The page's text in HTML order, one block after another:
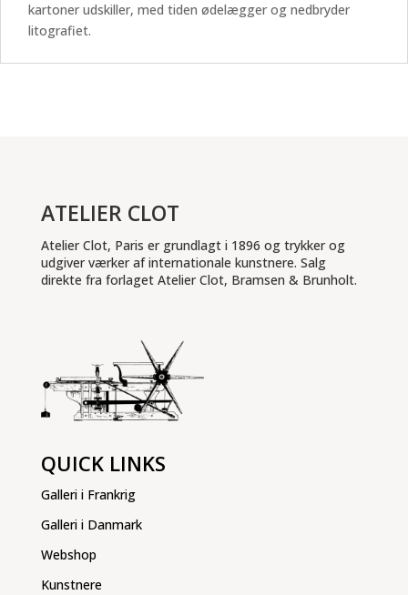
kartoner udskiller, med tiden ødelægger og nedbryder
litografiet.
ATELIER CLOT
Atelier Clot, Paris er grundlagt i 1896 og trykker og
udgiver værker af internationale kunstnere. Salg
direkte fra forlaget Atelier Clot, Bramsen & Brunholt.
QUICK LINKS
Galleri i Frankrig
Galleri i Danmark
Webshop
Kunstnere